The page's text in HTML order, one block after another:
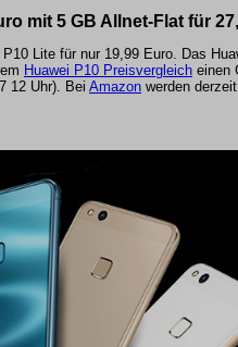
mit 5 GB Allnet-Flat für
Lite für nur 19,99 Euro. Das
Huawei P10 Preisvergleich einen
12 Uhr). Bei Amazon werden